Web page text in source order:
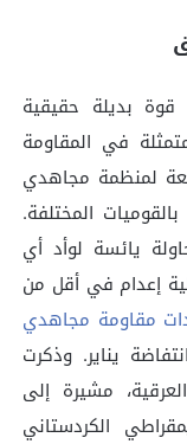
بديلة حقيقية
في المقاومة
لمنظمة مجاهدي
المختلفة.
يائسة لوأد أي
من حملات القمع ونفذ 25 عملية إعدام في أقل من
مقاومة مجاهدي
يناير. وذكرت
مشيرة إلى
الكردستاني